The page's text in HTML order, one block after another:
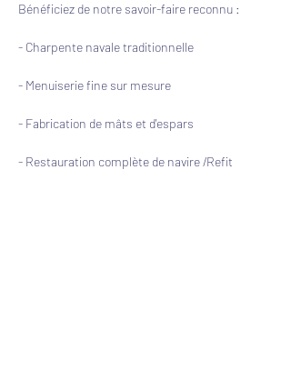
Bénéficiez de notre savoir-faire reconnu :
- Charpente navale traditionnelle
- Menuiserie fine sur mesure
- Fabrication de mâts et d'espars
- Restauration complète de navire /Refit